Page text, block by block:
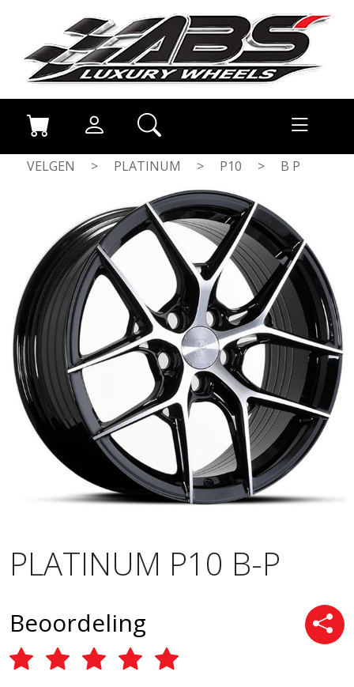
VELGEN > PLATINUM > P10 > B P
PLATINUM P10 B-P
Beoordeling